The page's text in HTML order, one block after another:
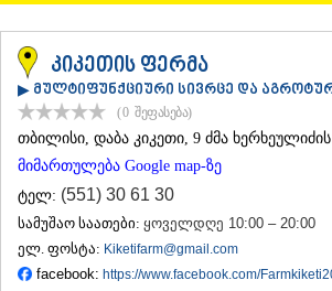
ᲝᲖᲣᲠᲒᲔᲗᲘ
ᲩᲝᲮᲐᲢᲐᲣᲠᲘ
ᲣᲠᲔᲙᲘ
ᲘᲛᲔᲠᲔᲗᲘ
ᲑᲐᲦᲓᲐᲗᲘ
ᲕᲐᲜᲘ
ᲖᲔᲡᲢᲐᲤᲝᲜᲘ
ᲗᲔᲠᲯᲝᲚᲐ
ᲡᲐᲛᲢᲠᲔᲓᲘᲐ
ᲡᲐᲩᲮᲔᲠᲔ
ᲢᲧᲘᲑᲣᲚᲘ
ᲥᲣᲗᲐᲘᲡᲘ
კიკეთის ფერმა
▶ მულტიფუნქციური სივრცე და
(0 შეფასება)
ᲗᲑᲘᲚᲘᲡᲘ, დაბა კიკეთი, 9 ძმა ხერხეულიძის
მიმართულება Google map-ზე
ტელ: (551) 30 61 30
სამუშაო საათები: ყოველდღე 10:00 – 20:00
ელ. ფოსტა: Kiketifarm@gmail.com
facebook: https://www.facebook.com/